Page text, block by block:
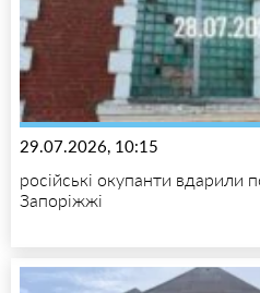
29.07.2026, 10:15
російські окупанти вдарили
Запоріжжі